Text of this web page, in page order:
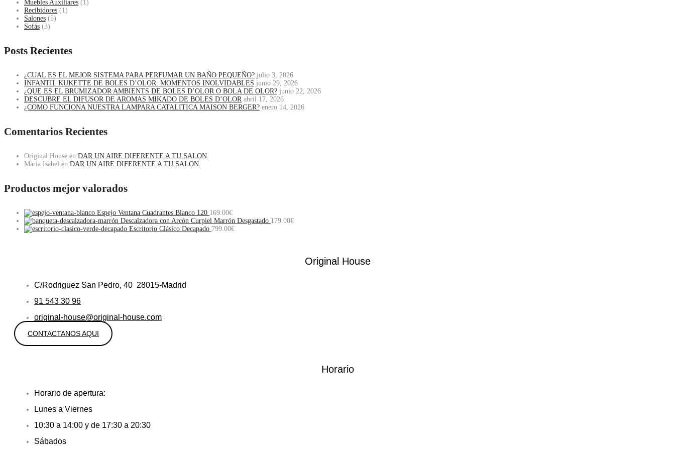
Muebles Auxiliares (1)
Recibidores (1)
Salones (5)
Sofás (3)
Posts Recientes
¿CUAL ES EL MEJOR SISTEMA PARA PERFUMAR UN BAÑO PEQUEÑO? julio 3, 2026
INFANTIL KUKETTE DE BOLES D’OLOR: MOMENTOS INOLVIDABLES junio 29, 2026
¿QUE ES EL BRUMIZADOR AMBIENTS DE BOLES D’OLOR O BOLA DE OLOR? junio 22, 2026
DESCUBRE EL DIFUSOR DE AROMAS MIKADO DE BOLES D’OLOR abril 17, 2026
¿COMO FUNCIONA NUESTRA LAMPARA CATALITICA MAISON BERGER? enero 14, 2026
Comentarios Recientes
Original House en DAR UN AIRE DIFERENTE A TU SALON
Maria Isabel en DAR UN AIRE DIFERENTE A TU SALON
Productos mejor valorados
Espejo Ventana Cuadrantes Blanco 120 169.00€
Descalzadora con Arcón Curpiel Marrón Desgastado 179.00€
Escritorio Clásico Decapado 799.00€
Original House
C/Rodriguez San Pedro, 40 28015-Madrid
91 543 30 96
original-house@original-house.com
CONTACTANOS AQUI
Horario
Horario de apertura:
Lunes a Viernes
10:30 a 14:00 y de 17:30 a 20:30
Sábados